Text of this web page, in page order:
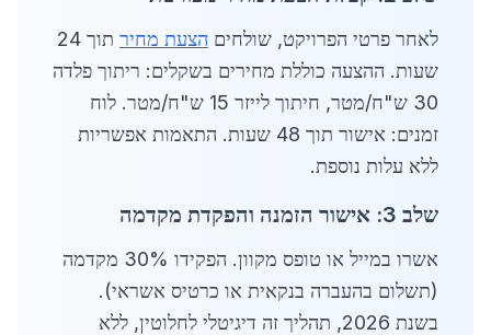
לאחר פרטי הפרויקט, שולחים הצעת מחיר
תוך 24
שעות. ההצעה כוללת מחירים בשקלים: ריתוך פלדה
30 ש"ח/מטר, חיתוך לייזר 15 ש"ח/מטר. לוח
זמנים: אישור תוך 48 שעות. התאמות אפשריות
ללא עלות נוספת.
שלב 3: אישור הזמנה והפקדת מקדמה
אשרו במייל או טופס מקוון. הפקידו 30% מקדמה
(תשלום בהעברה בנקאית או כרטיס אשראי).
בשנת 2026, תהליך זה דיגיטלי לחלוטין, ללא